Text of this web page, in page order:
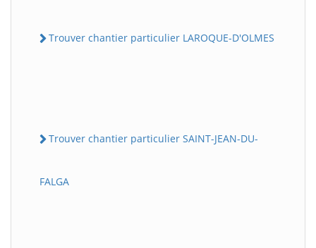
Trouver chantier particulier LAROQUE-D'OLMES
Trouver chantier particulier SAINT-JEAN-DU-
FALGA